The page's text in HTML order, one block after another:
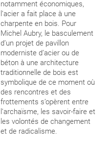
notamment économiques,
l’acier a fait place à une
charpente en bois. Pour
Michel Aubry, le basculement
d’un projet de pavillon
moderniste d’acier ou de
béton à une architecture
traditionnelle de bois est
symbolique de ce moment où
des rencontres et des
frottements s’opèrent entre
l’archaïsme, les savoir-faire et
les volontés de changement
et de radicalisme.